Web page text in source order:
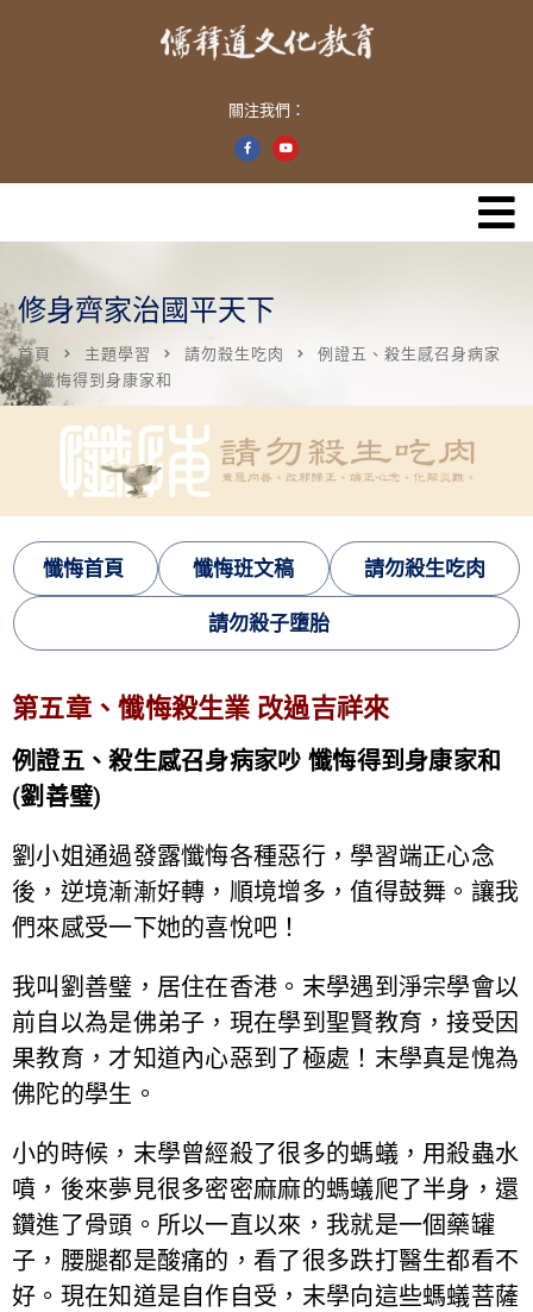
關注我們：
修身齊家治國平天下
首頁 主題學習 請勿殺生吃肉
例證五、殺生感召身病家
吵 懺悔得到身康家和
懺悔首頁 懺悔班文稿 請勿殺生吃肉
請勿殺子墮胎
第五章、懺悔殺生業 改過吉祥來
例證五、殺生感召身病家吵 懺悔得到身康家和
(劉善璧)
劉小姐通過發露懺悔各種惡行，學習端正心念
後，逆境漸漸好轉，順境增多，值得鼓舞。讓我
們來感受一下她的喜悅吧！
我叫劉善璧，居住在香港。末學遇到淨宗學會以
前自以為是佛弟子，現在學到聖賢教育，接受因
果教育，才知道內心惡到了極處！末學真是愧為
佛陀的學生。
小的時候，末學曾經殺了很多的螞蟻，用殺蟲水
噴，後來夢見很多密密麻麻的螞蟻爬了半身，還
鑽進了骨頭。所以一直以來，我就是一個藥罐
子，腰腿都是酸痛的，看了很多跌打醫生都看不
好。現在知道是自作自受，末學向這些螞蟻菩薩